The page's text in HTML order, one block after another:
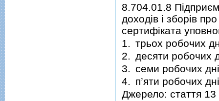
8.704.01.8
доходів і зборів
сертифіката
1. трьох робочих
2. десяти робочих
3. семи робочих
4. п’яти робочих
Джерело: стаття 13